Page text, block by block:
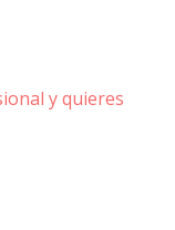
y quieres